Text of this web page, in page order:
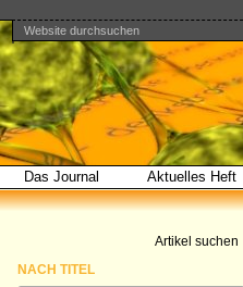
Direkt
zum
Inhalt
|
Direkt
zur
Navigation
Benutzerspezifische
Werkzeuge
Website durchsuchen
Erweiterte
Suche…
Bereiche
Das Journal Aktuelles Heft
Artikel suchen
NACH TITEL